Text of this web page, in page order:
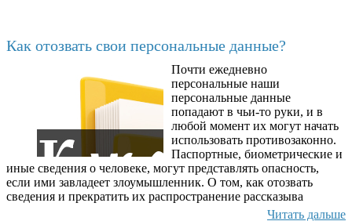
Как отозвать свои персональные данные?
Почти ежедневно
персональные наши
персональные данные
попадают в чьи-то руки, и в
любой момент их могут начать
использовать противозаконно.
Паспортные, биометрические и
иные сведения о человеке, могут представлять опасность,
если ими завладеет злоумышленник. О том, как отозвать
сведения и прекратить их распространение рассказыва
Читать дальше